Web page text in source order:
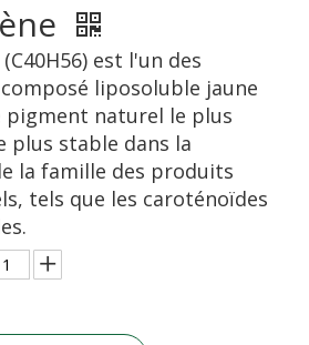
est l'un des
liposoluble jaune
pigment naturel le plus
plus stable dans la
la famille des produits
tels que les caroténoïdes